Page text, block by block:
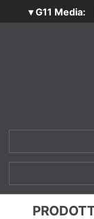
▾ G11 Media:
SecurityOpenLab